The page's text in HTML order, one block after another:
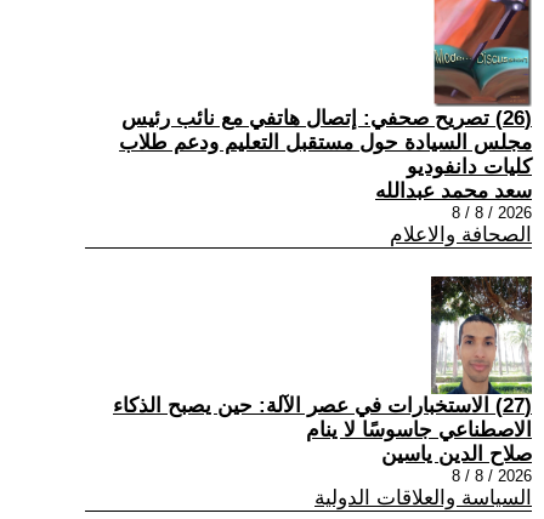
(26) تصريح صحفي: إتصال هاتفي مع نائب رئيس
مجلس السيادة حول مستقبل التعليم ودعم طلاب
كليات دانفوديو
سعد محمد عبدالله
2026 / 8 / 8
الصحافة والاعلام
(27) الاستخبارات في عصر الآلة: حين يصبح الذكاء
الاصطناعي جاسوسًا لا ينام
صلاح الدين ياسين
2026 / 8 / 8
السياسة والعلاقات الدولية